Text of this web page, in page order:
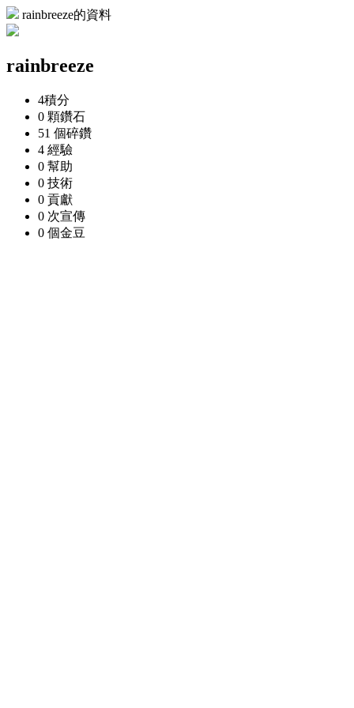
rainbreeze的資料
rainbreeze
4積分
0 顆鑽石
51 個碎鑽
4 經驗
0 幫助
0 技術
0 貢獻
0 次宣傳
0 個金豆